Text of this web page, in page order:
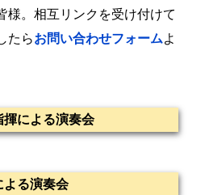
様。相互リンクを受け付けて
たらお問い合わせフォームよ
揮による演奏会
よる演奏会